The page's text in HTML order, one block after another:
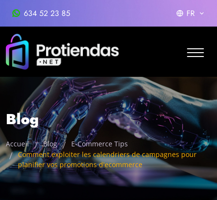
634 52 23 85 FR
Blog
Accueil Blog
E-Commerce Tips
Comment exploiter les calendriers de campagnes pour
planifier vos promotions d'ecommerce